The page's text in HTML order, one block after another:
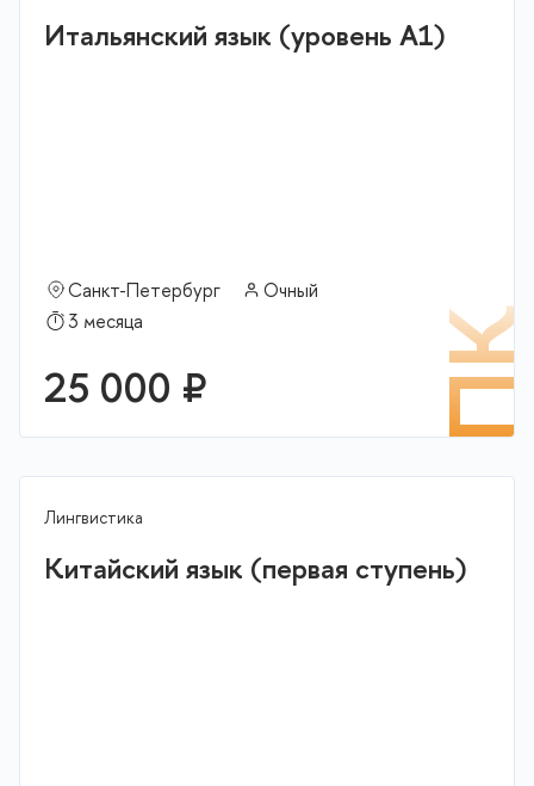
Итальянский язык (уровень А1)
Санкт-Петербург
Очный
3 месяца
25 000 ₽
Лингвистика
Китайский язык (первая ступень)